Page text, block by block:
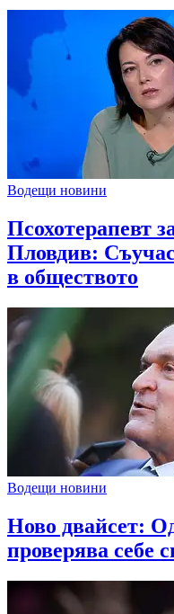
Водещи новини
Псохотерапевт
Пловдив:
в обществото
Водещи новини
Ново двайсет:
проверява себе